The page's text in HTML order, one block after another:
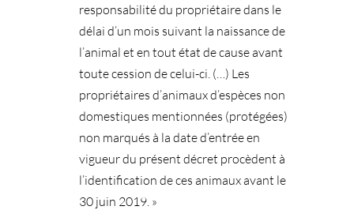
responsabilité du propriétaire dans le
délai d’un mois suivant la naissance de
l’animal et en tout état de cause avant
toute cession de celui-ci. (…) Les
propriétaires d’animaux d’espèces non
domestiques mentionnées (protégées)
non marqués à la date d’entrée en
vigueur du présent décret procèdent à
l’identification de ces animaux avant le
30 juin 2019. »